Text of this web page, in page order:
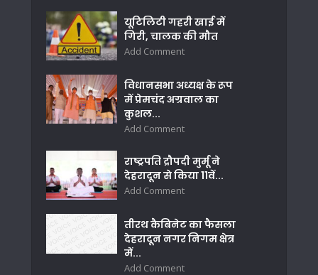
यूटिलिटी गहरी खाई में
गिरी, चालक की मौत
Add Comment
विधानसभा अध्यक्ष के रूप
में प्रेमचंद अग्रवाल का
कुशल...
Add Comment
राष्ट्रपति द्रौपदी मुर्मू ने
देहरादून से किया 11वें...
Add Comment
तीरथ कैबिनेट का फैसला
देहरादून नगर निगम क्षेत्र
में...
Add Comment